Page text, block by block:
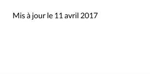
Mis à jour le 11 avril 2017